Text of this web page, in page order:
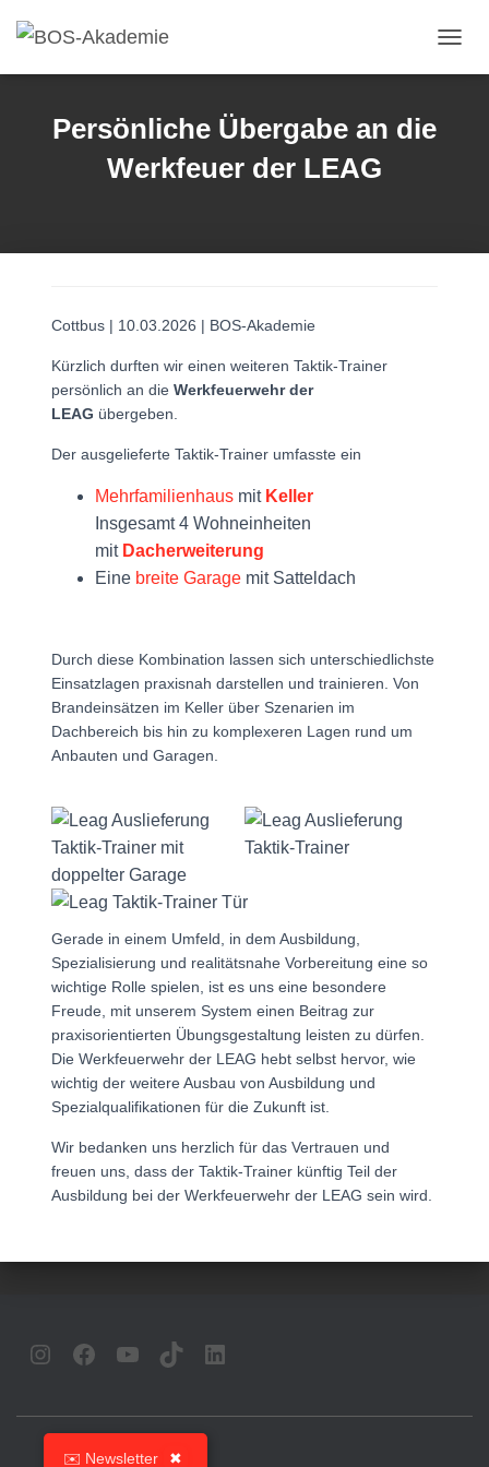
Persönliche Übergabe an die
Werkfeuer der LEAG
Cottbus | 10.03.2026 | BOS-Akademie
Kürzlich durften wir einen weiteren Taktik-Trainer
persönlich an dieWerkfeuerwehr der
LEAG übergeben.
Der ausgelieferte Taktik-Trainer umfasste ein
Mehrfamilienhaus mit Keller
Insgesamt 4 Wohneinheiten
mit Dacherweiterung
Eine breite Garage mit Satteldach
Durch diese Kombination lassen sich unterschiedlichste
Einsatzlagen praxisnah darstellen und trainieren. Von
Brandeinsätzen im Keller über Szenarien im
Dachbereich bis hin zu komplexeren Lagen rund um
Anbauten und Garagen.
Gerade in einem Umfeld, in dem Ausbildung,
Spezialisierung und realitätsnahe Vorbereitung eine so
wichtige Rolle spielen, ist es uns eine besondere
Freude, mit unserem System einen Beitrag zur
praxisorientierten Übungsgestaltung leisten zu dürfen.
Die Werkfeuerwehr der LEAG hebt selbst hervor, wie
wichtig der weitere Ausbau von Ausbildung und
Spezialqualifikationen für die Zukunft ist.
Wir bedanken uns herzlich für das Vertrauen und
freuen uns, dass der Taktik-Trainer künftig Teil der
Ausbildung bei der Werkfeuerwehr der LEAG sein wird.
✉️ Newsletter ✖